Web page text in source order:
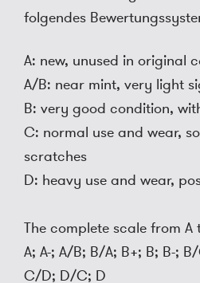
folgendes
A: new, unused in original
A/B: near mint, very light
B: very good condition,
C: normal use and wear,
scratches
D: heavy use and wear,
The complete scale from
A; A-; A/B; B/A; B+; B; B-;
C/D; D/C; D